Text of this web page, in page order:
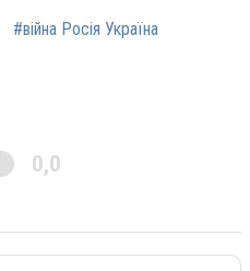
#війна Росія Україна
0,0